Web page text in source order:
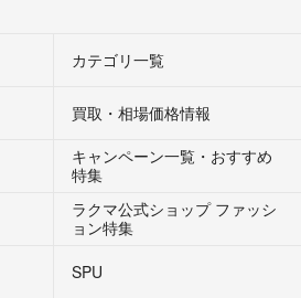
カテゴリ一覧
買取・相場価格情報
キャンペーン一覧・おすすめ
特集
ラクマ公式ショップ ファッシ
ョン特集
SPU